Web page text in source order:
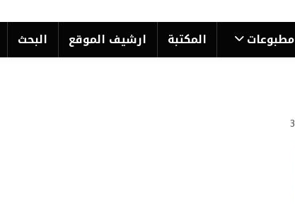
مطبوعات المكتبة ارشیف الموقع البحث